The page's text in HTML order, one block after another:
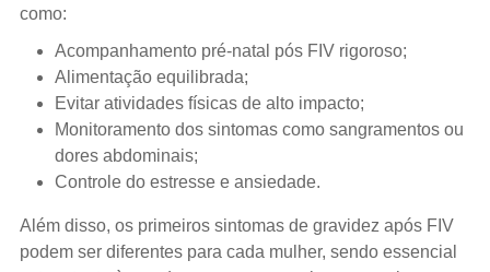
como:
Acompanhamento pré-natal pós FIV rigoroso;
Alimentação equilibrada;
Evitar atividades físicas de alto impacto;
Monitoramento dos sintomas como sangramentos ou
dores abdominais;
Controle do estresse e ansiedade.
Além disso, os primeiros sintomas de gravidez após FIV
podem ser diferentes para cada mulher, sendo essencial